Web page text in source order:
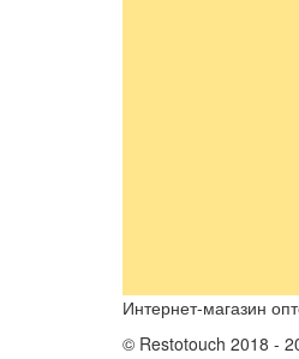
Интернет-магазин
© Restotouch 2018 -